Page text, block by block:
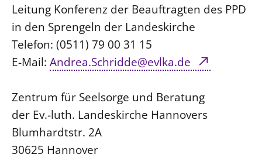
Leitung Konferenz der Beauftragten des PPD
in den Sprengeln der Landeskirche
Telefon: (0511) 79 00 31 15
E-Mail: Andrea.Schridde@evlka.de
Zentrum für Seelsorge und Beratung
der Ev.-luth. Landeskirche Hannovers
Blumhardtstr. 2A
30625 Hannover